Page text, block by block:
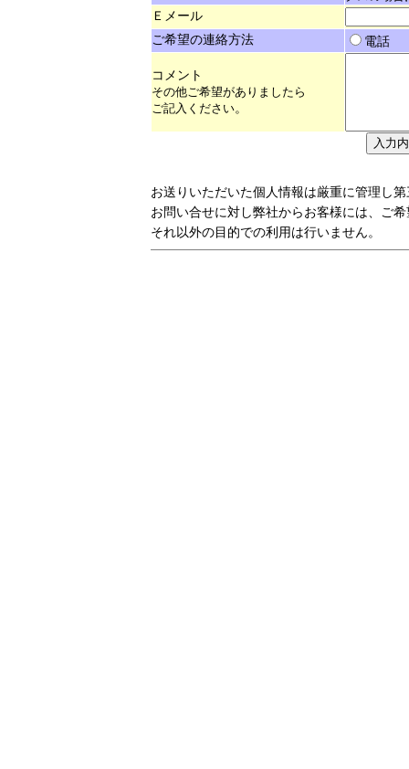
Ｅメール
ご希望の連絡方法
電
コメント
その他ご希望がありましたら
ご記入ください。
お送りいただいた個人情報は厳重に管理し
お問い合せに対し弊社からお客様には、ご
それ以外の目的での利用は行いません。